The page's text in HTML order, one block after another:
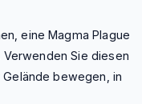
eine Magma Plague
Sie diesen
bewegen, in